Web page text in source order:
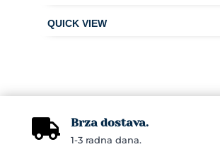
 Brza dostava.
1-3 radna dana.